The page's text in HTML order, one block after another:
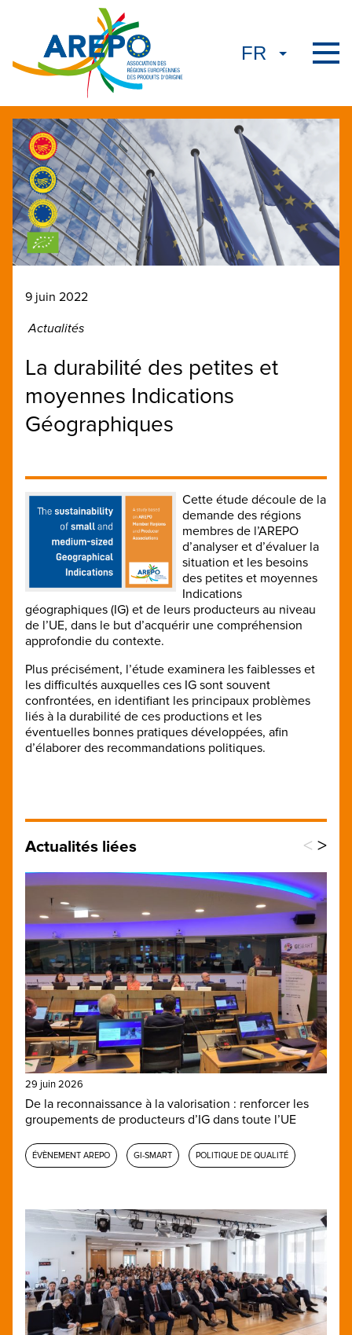
9 juin 2022
Actualités
La durabilité des petites et
moyennes Indications
Géographiques
Cette étude découle de la
demande des régions
membres de l’AREPO
d’analyser et d’évaluer la
situation et les besoins
des petites et moyennes
Indications
géographiques (IG) et de leurs producteurs au niveau
de l’UE, dans le but d’acquérir une compréhension
approfondie du contexte.
Plus précisément, l’étude examinera les faiblesses et
les difficultés auxquelles ces IG sont souvent
confrontées, en identifiant les principaux problèmes
liés à la durabilité de ces productions et les
éventuelles bonnes pratiques développées, afin
d’élaborer des recommandations politiques.
Actualités liées < >
29 juin 2026
De la reconnaissance à la valorisation : renforcer les
groupements de producteurs d’IG dans toute l’UE
ÉVÈNEMENT AREPO GI-SMART POLITIQUE DE QUALITÉ